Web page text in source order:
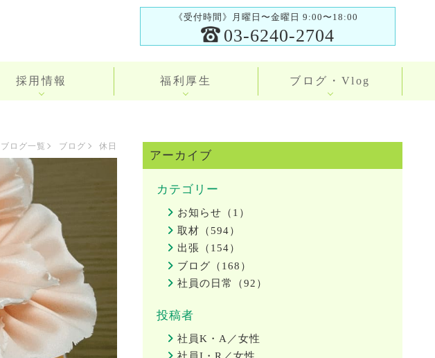
《受付時間》月曜日〜金曜日 9:00〜18:00
03-6240-2704
採用情報 福利厚生 ブログ・Vlog
ブログ一覧 ブログ 休日
アーカイブ
カテゴリー
お知らせ（1）
取材（594）
出張（154）
ブログ（168）
社員の日常（92）
投稿者
社員K・A／女性